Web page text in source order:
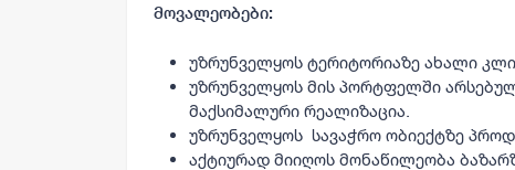
მოვალეობები:
უზრუნველყოს ტერიტორიაზე ახალი
უზრუნველყოს მის პორტფელში
მაქსიმალური რეალიზაცია.
უზრუნველყოს სავაჭრო ობიექტზე
აქტიურად მიიღოს მონაწილეობა